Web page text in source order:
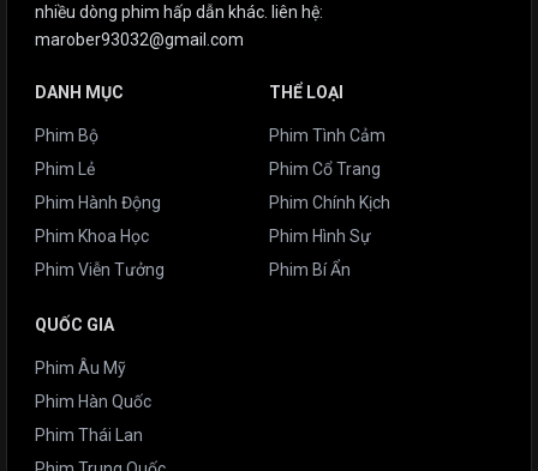
nhiều dòng phim hấp dẫn khác. liên hệ:
marober93032@gmail.com
DANH MỤC
Phim Bộ
Phim Lẻ
Phim Hành Động
Phim Khoa Học
Phim Viễn Tưởng
THỂ LOẠI
Phim Tình Cảm
Phim Cổ Trang
Phim Chính Kịch
Phim Hình Sự
Phim Bí Ẩn
QUỐC GIA
Phim Âu Mỹ
Phim Hàn Quốc
Phim Thái Lan